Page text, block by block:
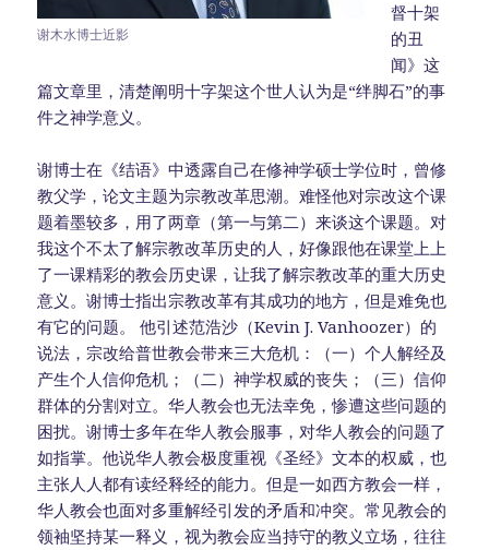
谢木水博士近影
督十架
的丑
闻》这
篇文章里，清楚阐明十字架这个世人认为是“绊脚石”的事
件之神学意义。
谢博士在《结语》中透露自己在修神学硕士学位时，曾修
教父学，论文主题为宗教改革思潮。难怪他对宗改这个课
题着墨较多，用了两章（第一与第二）来谈这个课题。对
我这个不太了解宗教改革历史的人，好像跟他在课堂上上
了一课精彩的教会历史课，让我了解宗教改革的重大历史
意义。谢博士指出宗教改革有其成功的地方，但是难免也
有它的问题。 他引述范浩沙（Kevin J. Vanhoozer）的
说法，宗改给普世教会带来三大危机：（一）个人解经及
产生个人信仰危机；（二）神学权威的丧失；（三）信仰
群体的分割对立。华人教会也无法幸免，惨遭这些问题的
困扰。谢博士多年在华人教会服事，对华人教会的问题了
如指掌。他说华人教会极度重视《圣经》文本的权威，也
主张人人都有读经释经的能力。但是一如西方教会一样，
华人教会也面对多重解经引发的矛盾和冲突。常见教会的
领袖坚持某一释义，视为教会应当持守的教义立场，往往